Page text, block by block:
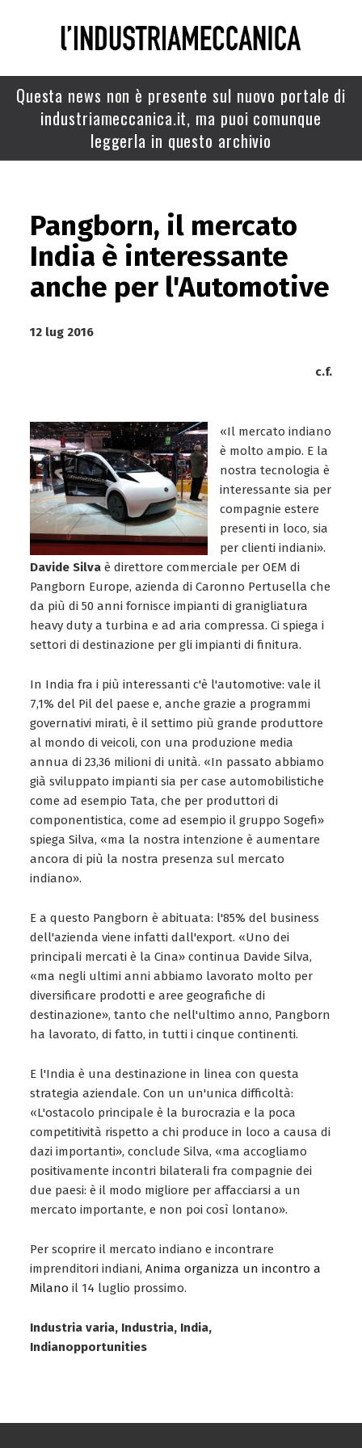
Questa news non è presente sul nuovo portale di
industriameccanica.it, ma puoi comunque
leggerla in questo archivio
Pangborn, il mercato
India è interessante
anche per l'Automotive
12 lug 2016
c.f.
«Il mercato indiano
è molto ampio. E la
nostra tecnologia è
interessante sia per
compagnie estere
presenti in loco, sia
per clienti indiani».
Davide Silvaè direttore commerciale per OEM di
Pangborn Europe, azienda di Caronno Pertusella che
da più di 50 anni fornisce impianti di granigliatura
heavy duty a turbina e ad aria compressa. Ci spiega i
settori di destinazione per gli impianti di finitura.
In India fra i più interessanti c'è l'automotive: vale il
7,1% del Pil del paese e, anche grazie a programmi
governativi mirati, è il settimo più grande produttore
al mondo di veicoli, con una produzione media
annua di 23,36 milioni di unità. «In passato abbiamo
già sviluppato impianti sia per case automobilistiche
come ad esempio Tata, che per produttori di
componentistica, come ad esempio il gruppo Sogefi»
spiega Silva, «ma la nostra intenzione è aumentare
ancora di più la nostra presenza sul mercato
indiano».
E a questo Pangborn è abituata: l'85% del business
dell'azienda viene infatti dall'export. «Uno dei
principali mercati è la Cina» continua Davide Silva,
«ma negli ultimi anni abbiamo lavorato molto per
diversificare prodotti e aree geografiche di
destinazione», tanto che nell'ultimo anno, Pangborn
ha lavorato, di fatto, in tutti i cinque continenti.
E l'India è una destinazione in linea con questa
strategia aziendale. Con un un'unica difficoltà:
«L'ostacolo principale è la burocrazia e la poca
competitività rispetto a chi produce in loco a causa di
dazi importanti», conclude Silva, «ma accogliamo
positivamente incontri bilaterali fra compagnie dei
due paesi: è il modo migliore per affacciarsi a un
mercato importante, e non poi così lontano».
Per scoprire il mercato indiano e incontrare
imprenditori indiani,Anima organizza un incontro a
Milanoil 14 luglio prossimo.
Industria varia, Industria, India,
Indianopportunities